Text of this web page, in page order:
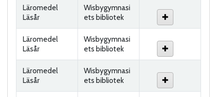
Läromedel
Läsår
Wisbygymnasi
ets bibliotek
Läromedel
Läsår
Wisbygymnasi
ets bibliotek
Läromedel
Läsår
Wisbygymnasi
ets bibliotek